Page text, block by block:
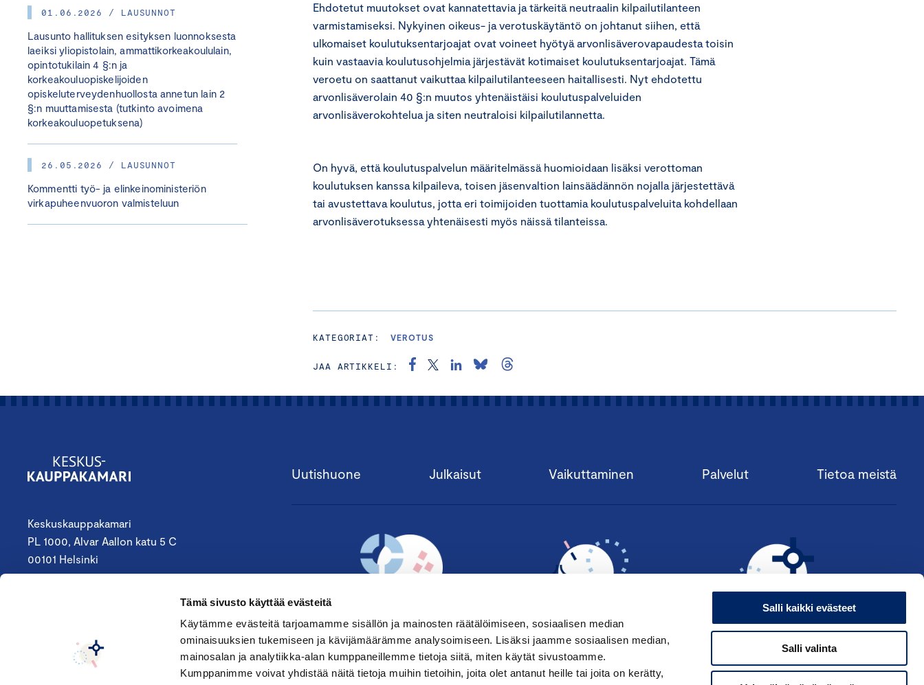
Tämä sivusto käyttää evästeitä
Käytämme evästeitä tarjoamamme sisällön ja mainosten räätälöimiseen, sosiaalisen median
ominaisuuksien tukemiseen ja kävijämäärämme analysoimiseen. Lisäksi jaamme sosiaalisen median,
mainosalan ja analytiikka-alan kumppaneillemme tietoja siitä, miten käytät sivustoamme.
Kumppanimme voivat yhdistää näitä tietoja muihin tietoihin, joita olet antanut heille tai joita on kerätty,
Salli kaikki evästeet
Salli valinta
01.06.2026 / LAUSUNNOT
Lausunto hallituksen esityksen luonnoksesta
laeiksi yliopistolain, ammattikorkeakoululain,
opintotukilain 4 §:n ja
korkeakouluopiskelijoiden
opiskeluterveydenhuollosta annetun lain 2
§:n muuttamisesta (tutkinto avoimena
korkeakouluopetuksena)
26.05.2026 / LAUSUNNOT
Kommentti työ- ja elinkeinoministeriön
virkapuheenvuoron valmisteluun
Ehdotetut muutokset ovat kannatettavia ja tärkeitä neutraalin kilpailutilanteen
varmistamiseksi. Nykyinen oikeus- ja verotuskäytäntö on johtanut siihen, että
ulkomaiset koulutuksentarjoajat ovat voineet hyötyä arvonlisäverovapaudesta toisin
kuin vastaavia koulutusohjelmia järjestävät kotimaiset koulutuksentarjoajat. Tämä
veroetu on saattanut vaikuttaa kilpailutilanteeseen haitallisesti. Nyt ehdotettu
arvonlisäverolain 40 §:n muutos yhtenäistäisi koulutuspalveluiden
arvonlisäverokohtelua ja siten neutraloisi kilpailutilannetta.
On hyvä, että koulutuspalvelun määritelmässä huomioidaan lisäksi verottoman
koulutuksen kanssa kilpaileva, toisen jäsenvaltion lainsäädännön nojalla järjestettävä
tai avustettava koulutus, jotta eri toimijoiden tuottamia koulutuspalveluita kohdellaan
arvonlisäverotuksessa yhtenäisesti myös näissä tilanteissa.
KATEGORIAT: VEROTUS
JAA ARTIKKELI:
Keskuskauppakamari
PL 1000, Alvar Aallon katu 5 C
00101 Helsinki
keskuskauppakamari@chamber.fi
Seuraa meitä:
Uutishuone Julkaisut Vaikuttaminen Palvelut Tietoa meistä
TILAA UUTISKIRJE › LIITY JÄSENEKSI › HAE ANSIOMERKKIÄ ›